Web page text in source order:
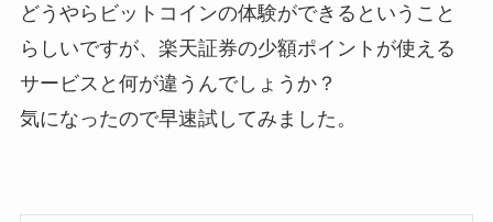
どうやらビットコインの体験ができるということ
らしいですが、楽天証券の少額ポイントが使える
サービスと何が違うんでしょうか？
気になったので早速試してみました。